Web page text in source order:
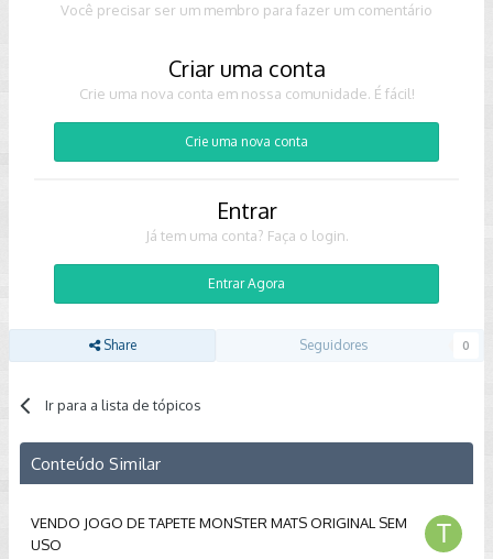
Você precisar ser um membro para fazer um comentário
Criar uma conta
Crie uma nova conta em nossa comunidade. É fácil!
Crie uma nova conta
Entrar
Já tem uma conta? Faça o login.
Entrar Agora
Share Seguidores 0
Ir para a lista de tópicos
Conteúdo Similar
VENDO JOGO DE TAPETE MONSTER MATS ORIGINAL SEM
USO